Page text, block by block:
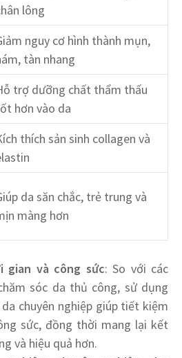
lông
nguy cơ hình thành mụn,
tàn nhang
trợ dưỡng chất thẩm thấu
hơn vào da
thích sản sinh collagen và
da săn chắc, trẻ trung và
màng hơn
gian và công sức: So với các
sóc da thủ công, sử dụng
chuyên nghiệp giúp tiết kiệm
sức, đồng thời mang lại kết
và hiệu quả hơn.